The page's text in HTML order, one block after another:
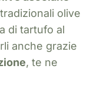
olive
di tartufo al
anche grazie
, te ne